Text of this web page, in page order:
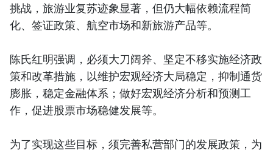
挑战，旅游业复苏迹象显著，但仍大幅依赖流程简
化、签证政策、航空市场和新旅游产品等。
陈氏红明强调，必须大刀阔斧、坚定不移实施经济政
策和改革措施，以维护宏观经济大局稳定，抑制通货
膨胀，稳定金融体系；做好宏观经济分析和预测工
作，促进股票市场稳健发展等。
为了实现这些目标，须完善私营部门的发展政策，为